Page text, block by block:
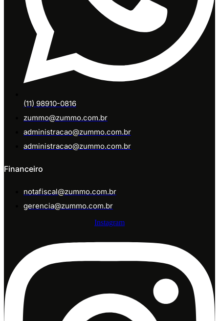
(11) 98910-0816
zummo@zummo.com.br
administracao@zummo.com.br
administracao@zummo.com.br
Financeiro
notafiscal@zummo.com.br
gerencia@zummo.com.br
Instagram